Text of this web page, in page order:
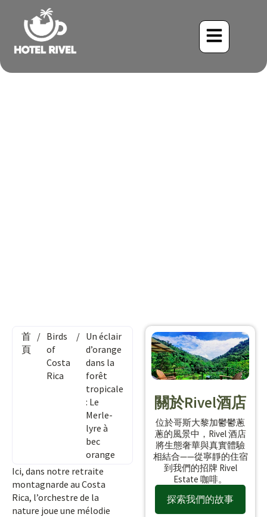
首
頁
/ Birds
of
Costa
Rica
/ Un éclair
d’orange
dans la
forêt
tropicale
: Le
Merle-
lyre à
bec
orange
Ici, dans notre retraite
montagnarde au Costa
Rica, l’orchestre de la
nature joue une mélodie
關於Rivel酒店
位於哥斯大黎加鬱鬱蔥
蔥的風景中，Rivel 酒店
將生態奢華與真實體驗
相結合——從寧靜的住宿
到我們的招牌 Rivel
Estate 咖啡。
探索我們的故事